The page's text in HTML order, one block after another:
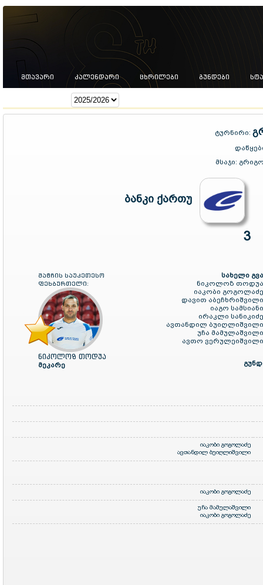
ᲛᲗᲐᲕᲐᲠᲘ ᲙᲐᲚᲔᲜᲓᲐᲠᲘ ᲪᲮᲠᲘᲚᲔᲑᲘ ᲒᲣᲜᲓᲔᲑᲘ
ტურნირი:
მსაჯი:
ბანკი ქართუ
3
მატჩის საუკეთესო
ფეხბურთელი:
ნიკოლოზ თოდუა
მეკარე
სახელი
ნიკოლოზ
იაკობი
დავით
იაგო
ირაკლი
ავთანდილ
უჩა
ავთო
იაკობი გოგოლაძე
ავთანდილ ბუიღლიშვილი
იაკობი გოგოლაძე
უჩა მამულაშვილი
იაკობი გოგოლაძე